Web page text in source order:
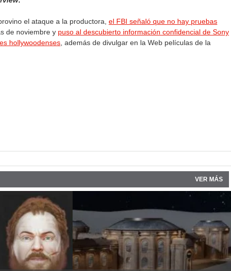
el ataque a la productora, el FBI señaló que no hay pruebas
de noviembre y puso al descubierto información confidencial de Sony
hollywoodenses , además de divulgar en la Web películas de la
VER MÁS